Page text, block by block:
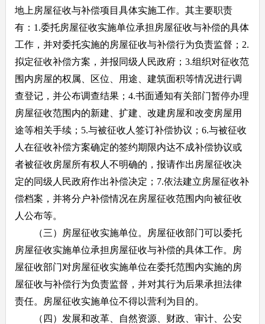
地上房屋征收与补偿项目具体实施工作。其主要职责
有：1.委托房屋征收实施单位承担房屋征收与补偿的具体
工作，并对委托实施的房屋征收与补偿行为负责监督；2.
拟定征收补偿方案，并报同级人民政府；3.组织对征收范
围内房屋的权属、区位、用途、建筑面积等情况进行调
查登记，并公布调查结果；4.书面通知有关部门暂停办理
房屋征收范围内的新建、扩建、改建房屋和改变房屋用
途等相关手续；5.与被征收人签订补偿协议；6.与被征收
人在征收补偿方案确定的签约期限内达不成补偿协议或
者被征收房屋所有权人不明确的，报请作出房屋征收决
定的同级人民政府作出补偿决定；7.依法建立房屋征收补
偿档案，并将分户补偿情况在房屋征收范围内向被征收
人公布等。
（三）房屋征收实施单位。房屋征收部门可以委托
房屋征收实施单位承担房屋征收与补偿的具体工作。房
屋征收部门对房屋征收实施单位在委托范围内实施的房
屋征收与补偿行为负责监督，并对其行为后果承担法律
责任。房屋征收实施单位不得以营利为目的。
（四）发展和改革、自然资源、财政、审计、公安